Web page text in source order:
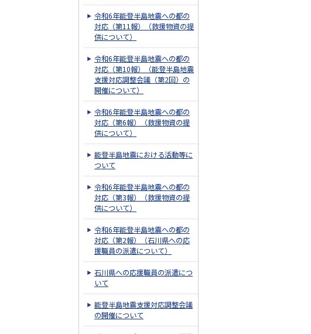
令和6年能登半島地震への都の
対応（第11報）（救援物資の提
供について）
令和6年能登半島地震への都の
対応（第10報）（能登半島地震
支援対応調整会議（第2回）の
開催について）
令和6年能登半島地震への都の
対応（第6報）（救援物資の提
供について）
能登半島地震における活動等に
ついて
令和6年能登半島地震への都の
対応（第3報）（救援物資の提
供について）
令和6年能登半島地震への都の
対応（第2報）（石川県への応
援職員の派遣について）
石川県への応援職員の派遣につ
いて
能登半島地震支援対応調整会議
の開催について